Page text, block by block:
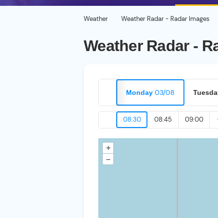
Weather Weather Radar - Radar Images
Weather Radar -
Monday 03/08
08:30 08:45 09:00
+
–